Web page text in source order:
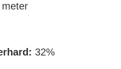
meter
32%